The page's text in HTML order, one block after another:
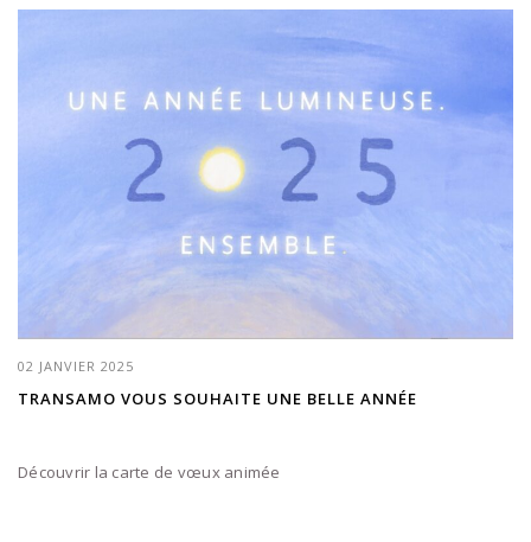
02 JANVIER 2025
TRANSAMO VOUS SOUHAITE UNE BELLE ANNÉE
Découvrir la carte de vœux animée